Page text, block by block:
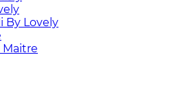
By Lovely